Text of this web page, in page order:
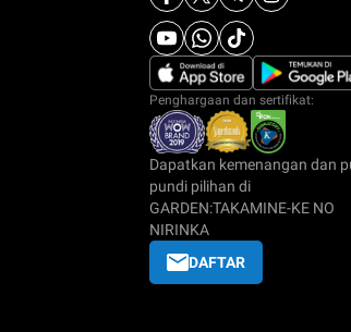
Penghargaan dan sertifikat:
Dapatkan kemenangan dan
pundi pilihan di
GARDEN:TAKAMINE-KE NO
NIRINKA
DAFTAR